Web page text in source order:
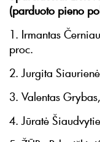
(parduoto pieno
1. Irmantas
proc.
2. Jurgita
3. Valentas
4. Jūratė